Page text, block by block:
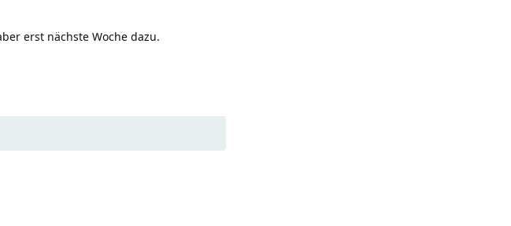
erst nächste Woche dazu.